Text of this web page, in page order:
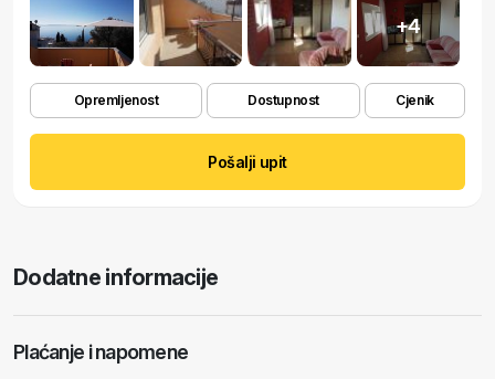
+4
Opremljenost Dostupnost Cjenik
Pošalji upit
Dodatne informacije
Plaćanje i napomene